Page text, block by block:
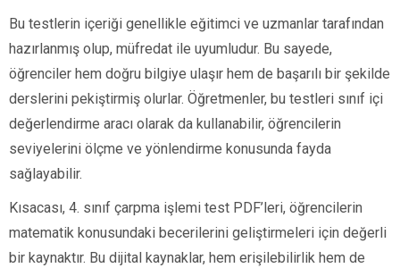
Bu testlerin içeriği genellikle eğitimci ve uzmanlar tarafından
hazırlanmış olup, müfredat ile uyumludur. Bu sayede,
öğrenciler hem doğru bilgiye ulaşır hem de başarılı bir şekilde
derslerini pekiştirmiş olurlar. Öğretmenler, bu testleri sınıf içi
değerlendirme aracı olarak da kullanabilir, öğrencilerin
seviyelerini ölçme ve yönlendirme konusunda fayda
sağlayabilir.
Kısacası, 4. sınıf çarpma işlemi test PDF’leri, öğrencilerin
matematik konusundaki becerilerini geliştirmeleri için değerli
bir kaynaktır. Bu dijital kaynaklar, hem erişilebilirlik hem de